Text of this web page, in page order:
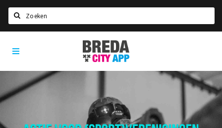
Home
Agenda
Deals
Nieuws, interviews & blogs
Breda
City
App